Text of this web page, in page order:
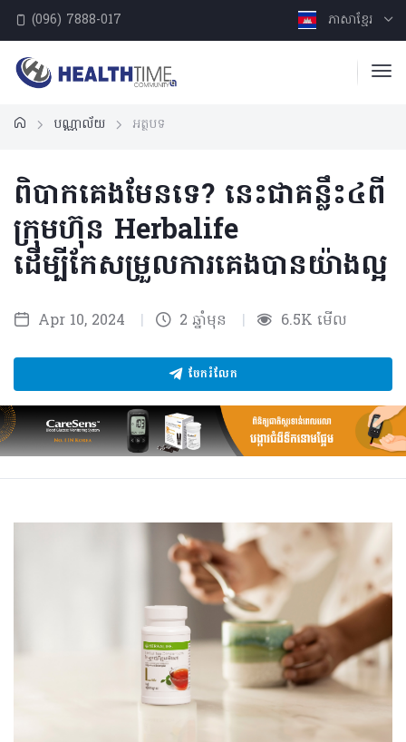
(096) 7888-017 ភាសាខ្មែរ
បណ្ណាល័យ អត្ថបទ
ពិបាកគេងមែនទេ? នេះជាគន្លឹះ៤ពី
ក្រុមហ៊ុន Herbalife
ដើម្បីកែសម្រួលការគេងបានយ៉ាងល្អ
Apr 10, 2024 | 2 ឆ្នាំមុន | 6.5K មើល
ចែករំលែក